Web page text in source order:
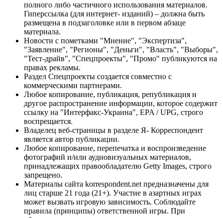
полного либо частичного использования материалов.
Гиперссылка (для интернет- изданий) – должна быть
размещена в подзаголовке или в первом абзаце
материала.
Новости с пометками "Мнение", "Экспертиза",
"Заявление", "Регионы", "Деньги", "Власть", "Выборы",
"Тест-драйв", "Спецпроекты", "Промо" публикуются на
правах рекламы.
Раздел Спецпроекты создается совместно с
коммерческими партнерами.
Любое копирование, публикация, републикация и
другое распространение информации, которое содержит
ссылку на "Интерфакс-Украина", EPA / UPG, строго
воспрещается.
Владелец веб-страницы в разделе Я- Корреспондент
является автор публикации.
Любое копирование, перепечатка и воспроизведение
фотографий и/или аудиовизуальных материалов,
принадлежащих правообладателю Getty Images, строго
запрещено.
Материалы сайта korrespondent.net предназначены для
лиц старше 21 года (21+). Участие в азартных играх
может вызвать игровую зависимость. Соблюдайте
правила (принципы) ответственной игры. При